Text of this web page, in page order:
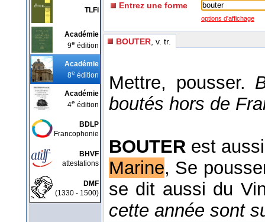
TLFi
Académie
9e édition
Académie
8e édition
Académie
4e édition
BDLP
Francophonie
BHVF
attestations
DMF
(1330 - 1500)
Entrez une forme
options d'affichage
BOUTER , v. tr.
Mettre, pousser.
boutés hors de
BOUTER est
Marine, Se
se dit aussi du
cette année sont